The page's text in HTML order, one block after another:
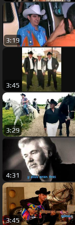
3:19
3:45
3:29
4:31
3:45